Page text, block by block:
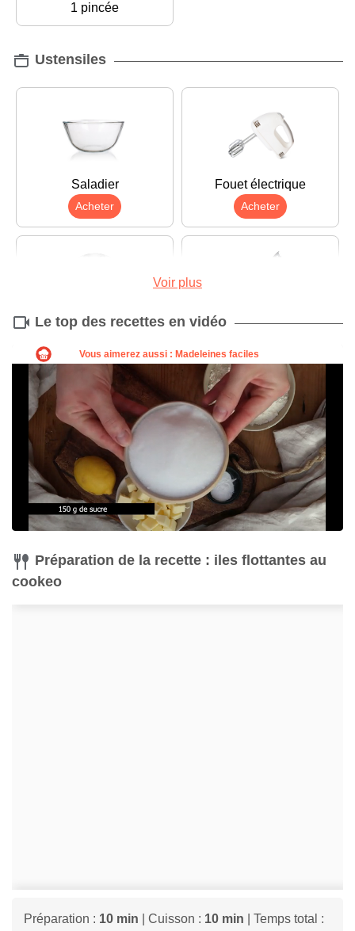
1 pincée
Ustensiles
Saladier
Acheter
Fouet électrique
Acheter
Acheter Acheter
Voir plus
Le top des recettes en vidéo
Préparation de la recette : iles flottantes au
cookeo
Préparation : 10 min | Cuisson : 10 min | Temps total :